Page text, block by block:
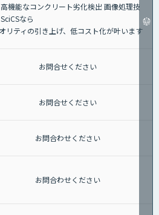
機能なコンクリート劣化検出 画像処理技
なら
リティの引き上げ、低コスト化が叶います
お問合せください
お問合せください
お問合わせください
お問合わせください